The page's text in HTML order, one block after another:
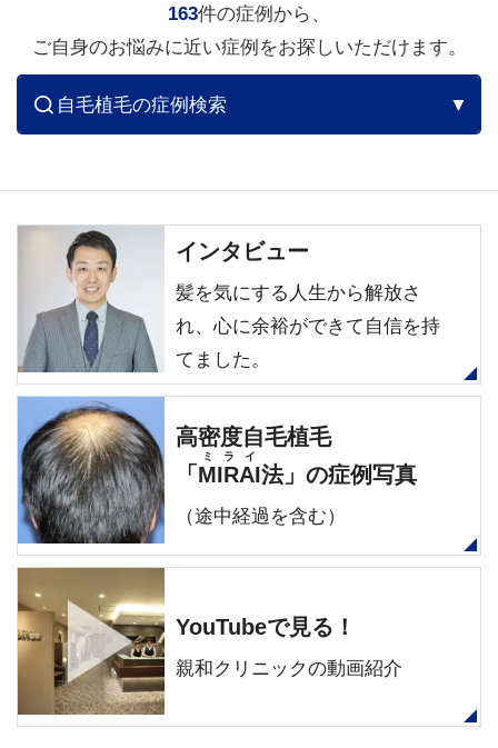
163件の症例から、
ご自身のお悩みに近い症例をお探しいただけます。
自毛植毛の症例検索 ▼
インタビュー
髪を気にする人生から解放さ
れ、心に余裕ができて自信を持
てました。
高密度自毛植毛
「 MIRAI
ミライ
法」の症例写真
（途中経過を含む）
YouTubeで見る！
親和クリニックの動画紹介